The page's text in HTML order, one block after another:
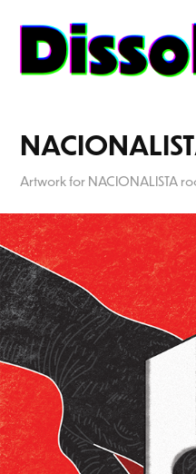
Artwork for NACIONALISTA